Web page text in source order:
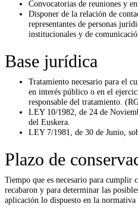
Convocatorias de reuniones y
Disponer de la relación de
representantes de personas
institucionales y de
Base jurídica
Tratamiento necesario para el
en interés público o en el
responsable del tratamiento.
LEY 10/1982, de 24 de
del Euskera.
LEY 7/1981, de 30 de Junio,
Plazo de
Tiempo que es necesario para cumplir
recabaron y para determinar las
aplicación lo dispuesto en la normativa